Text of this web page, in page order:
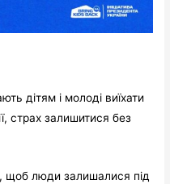
дітям і молоді виїхати
страх залишитися без
щоб люди залишалися під